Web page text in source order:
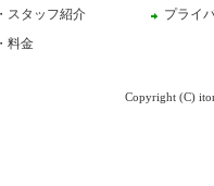
スタッフ紹介
料金
プライ
Copyright (C)